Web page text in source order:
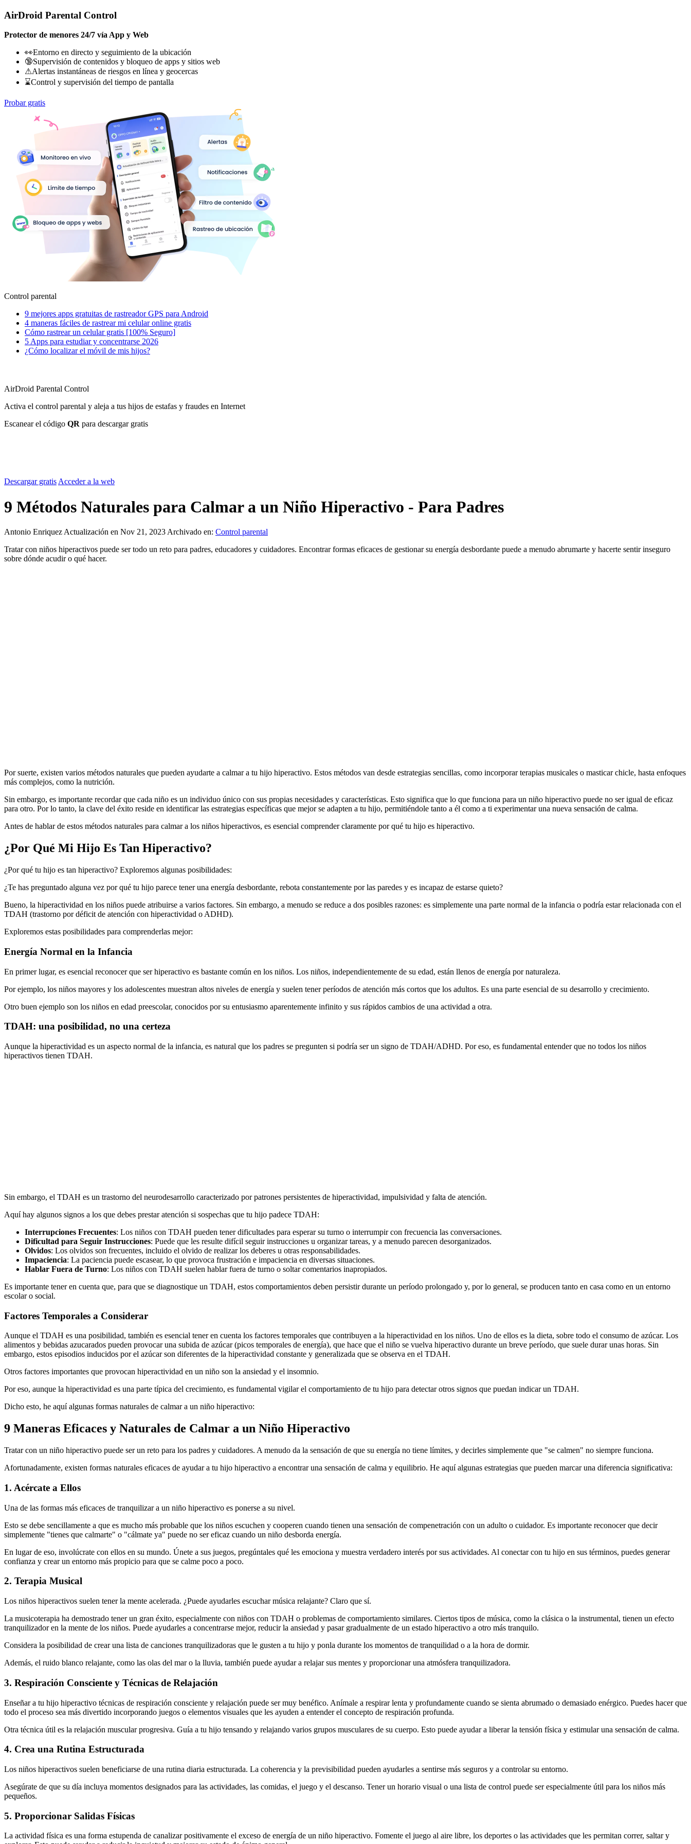
AirDroid Parental Control
Protector de menores 24/7 vía App y Web
👀Entorno en directo y seguimiento de la ubicación
🔞Supervisión de contenidos y bloqueo de apps y sitios web
⚠Alertas instantáneas de riesgos en línea y geocercas
⌛Control y supervisión del tiempo de pantalla
Probar gratis
Control parental
9 mejores apps gratuitas de rastreador GPS para Android
4 maneras fáciles de rastrear mi celular online gratis
Cómo rastrear un celular gratis [100% Seguro]
5 Apps para estudiar y concentrarse 2026
¿Cómo localizar el móvil de mis hijos?
AirDroid Parental Control
Activa el control parental y aleja a tus hijos de estafas y fraudes en Internet
Escanear el código QR para descargar gratis
Descargar gratisAcceder a la web
9 Métodos Naturales para Calmar a un Niño Hiperactivo - Para Padres
Antonio Enriquez Actualización en Nov 21, 2023 Archivado en: Control parental
Tratar con niños hiperactivos puede ser todo un reto para padres, educadores y cuidadores. Encontrar formas eficaces de gestionar su energía desbordante puede a menudo abrumarte y hacerte sentir inseguro
sobre dónde acudir o qué hacer.
Por suerte, existen varios métodos naturales que pueden ayudarte a calmar a tu hijo hiperactivo. Estos métodos van desde estrategias sencillas, como incorporar terapias musicales o masticar chicle, hasta enfoques
más complejos, como la nutrición.
Sin embargo, es importante recordar que cada niño es un individuo único con sus propias necesidades y características. Esto significa que lo que funciona para un niño hiperactivo puede no ser igual de eficaz
para otro. Por lo tanto, la clave del éxito reside en identificar las estrategias específicas que mejor se adapten a tu hijo, permitiéndole tanto a él como a ti experimentar una nueva sensación de calma.
Antes de hablar de estos métodos naturales para calmar a los niños hiperactivos, es esencial comprender claramente por qué tu hijo es hiperactivo.
¿Por Qué Mi Hijo Es Tan Hiperactivo?
¿Por qué tu hijo es tan hiperactivo? Exploremos algunas posibilidades:
¿Te has preguntado alguna vez por qué tu hijo parece tener una energía desbordante, rebota constantemente por las paredes y es incapaz de estarse quieto?
Bueno, la hiperactividad en los niños puede atribuirse a varios factores. Sin embargo, a menudo se reduce a dos posibles razones: es simplemente una parte normal de la infancia o podría estar relacionada con el
TDAH (trastorno por déficit de atención con hiperactividad o ADHD).
Exploremos estas posibilidades para comprenderlas mejor:
Energía Normal en la Infancia
En primer lugar, es esencial reconocer que ser hiperactivo es bastante común en los niños. Los niños, independientemente de su edad, están llenos de energía por naturaleza.
Por ejemplo, los niños mayores y los adolescentes muestran altos niveles de energía y suelen tener períodos de atención más cortos que los adultos. Es una parte esencial de su desarrollo y crecimiento.
Otro buen ejemplo son los niños en edad preescolar, conocidos por su entusiasmo aparentemente infinito y sus rápidos cambios de una actividad a otra.
TDAH: una posibilidad, no una certeza
Aunque la hiperactividad es un aspecto normal de la infancia, es natural que los padres se pregunten si podría ser un signo de TDAH/ADHD. Por eso, es fundamental entender que no todos los niños
hiperactivos tienen TDAH.
Sin embargo, el TDAH es un trastorno del neurodesarrollo caracterizado por patrones persistentes de hiperactividad, impulsividad y falta de atención.
Aquí hay algunos signos a los que debes prestar atención si sospechas que tu hijo padece TDAH:
Interrupciones Frecuentes: Los niños con TDAH pueden tener dificultades para esperar su turno o interrumpir con frecuencia las conversaciones.
Dificultad para Seguir Instrucciones: Puede que les resulte difícil seguir instrucciones u organizar tareas, y a menudo parecen desorganizados.
Olvidos: Los olvidos son frecuentes, incluido el olvido de realizar los deberes u otras responsabilidades.
Impaciencia: La paciencia puede escasear, lo que provoca frustración e impaciencia en diversas situaciones.
Hablar Fuera de Turno: Los niños con TDAH suelen hablar fuera de turno o soltar comentarios inapropiados.
Es importante tener en cuenta que, para que se diagnostique un TDAH, estos comportamientos deben persistir durante un período prolongado y, por lo general, se producen tanto en casa como en un entorno
escolar o social.
Factores Temporales a Considerar
Aunque el TDAH es una posibilidad, también es esencial tener en cuenta los factores temporales que contribuyen a la hiperactividad en los niños. Uno de ellos es la dieta, sobre todo el consumo de azúcar. Los
alimentos y bebidas azucarados pueden provocar una subida de azúcar (picos temporales de energía), que hace que el niño se vuelva hiperactivo durante un breve período, que suele durar unas horas. Sin
embargo, estos episodios inducidos por el azúcar son diferentes de la hiperactividad constante y generalizada que se observa en el TDAH.
Otros factores importantes que provocan hiperactividad en un niño son la ansiedad y el insomnio.
Por eso, aunque la hiperactividad es una parte típica del crecimiento, es fundamental vigilar el comportamiento de tu hijo para detectar otros signos que puedan indicar un TDAH.
Dicho esto, he aquí algunas formas naturales de calmar a un niño hiperactivo:
9 Maneras Eficaces y Naturales de Calmar a un Niño Hiperactivo
Tratar con un niño hiperactivo puede ser un reto para los padres y cuidadores. A menudo da la sensación de que su energía no tiene límites, y decirles simplemente que "se calmen" no siempre funciona.
Afortunadamente, existen formas naturales eficaces de ayudar a tu hijo hiperactivo a encontrar una sensación de calma y equilibrio. He aquí algunas estrategias que pueden marcar una diferencia significativa:
1. Acércate a Ellos
Una de las formas más eficaces de tranquilizar a un niño hiperactivo es ponerse a su nivel.
Esto se debe sencillamente a que es mucho más probable que los niños escuchen y cooperen cuando tienen una sensación de compenetración con un adulto o cuidador. Es importante reconocer que decir
simplemente "tienes que calmarte" o "cálmate ya" puede no ser eficaz cuando un niño desborda energía.
En lugar de eso, involúcrate con ellos en su mundo. Únete a sus juegos, pregúntales qué les emociona y muestra verdadero interés por sus actividades. Al conectar con tu hijo en sus términos, puedes generar
confianza y crear un entorno más propicio para que se calme poco a poco.
2. Terapia Musical
Los niños hiperactivos suelen tener la mente acelerada. ¿Puede ayudarles escuchar música relajante? Claro que sí.
La musicoterapia ha demostrado tener un gran éxito, especialmente con niños con TDAH o problemas de comportamiento similares. Ciertos tipos de música, como la clásica o la instrumental, tienen un efecto
tranquilizador en la mente de los niños. Puede ayudarles a concentrarse mejor, reducir la ansiedad y pasar gradualmente de un estado hiperactivo a otro más tranquilo.
Considera la posibilidad de crear una lista de canciones tranquilizadoras que le gusten a tu hijo y ponla durante los momentos de tranquilidad o a la hora de dormir.
Además, el ruido blanco relajante, como las olas del mar o la lluvia, también puede ayudar a relajar sus mentes y proporcionar una atmósfera tranquilizadora.
3. Respiración Consciente y Técnicas de Relajación
Enseñar a tu hijo hiperactivo técnicas de respiración consciente y relajación puede ser muy benéfico. Anímale a respirar lenta y profundamente cuando se sienta abrumado o demasiado enérgico. Puedes hacer que
todo el proceso sea más divertido incorporando juegos o elementos visuales que les ayuden a entender el concepto de respiración profunda.
Otra técnica útil es la relajación muscular progresiva. Guía a tu hijo tensando y relajando varios grupos musculares de su cuerpo. Esto puede ayudar a liberar la tensión física y estimular una sensación de calma.
4. Crea una Rutina Estructurada
Los niños hiperactivos suelen beneficiarse de una rutina diaria estructurada. La coherencia y la previsibilidad pueden ayudarles a sentirse más seguros y a controlar su entorno.
Asegúrate de que su día incluya momentos designados para las actividades, las comidas, el juego y el descanso. Tener un horario visual o una lista de control puede ser especialmente útil para los niños más
pequeños.
5. Proporcionar Salidas Físicas
La actividad física es una forma estupenda de canalizar positivamente el exceso de energía de un niño hiperactivo. Fomente el juego al aire libre, los deportes o las actividades que les permitan correr, saltar y